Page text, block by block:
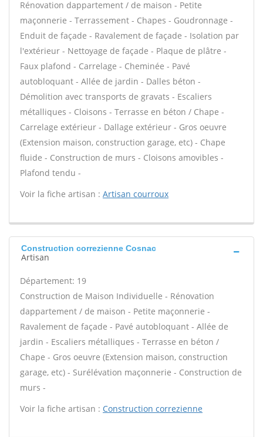
Rénovation dappartement / de maison - Petite
maçonnerie - Terrassement - Chapes - Goudronnage -
Enduit de façade - Ravalement de façade - Isolation par
l'extérieur - Nettoyage de façade - Plaque de plâtre -
Faux plafond - Carrelage - Cheminée - Pavé
autobloquant - Allée de jardin - Dalles béton -
Démolition avec transports de gravats - Escaliers
métalliques - Cloisons - Terrasse en béton / Chape -
Carrelage extérieur - Dallage extérieur - Gros oeuvre
(Extension maison, construction garage, etc) - Chape
fluide - Construction de murs - Cloisons amovibles -
Plafond tendu -
Voir la fiche artisan : Artisan courroux
Construction correzienne Cosnac
Artisan
Département: 19
Construction de Maison Individuelle - Rénovation
dappartement / de maison - Petite maçonnerie -
Ravalement de façade - Pavé autobloquant - Allée de
jardin - Escaliers métalliques - Terrasse en béton /
Chape - Gros oeuvre (Extension maison, construction
garage, etc) - Surélévation maçonnerie - Construction de
murs -
Voir la fiche artisan : Construction correzienne